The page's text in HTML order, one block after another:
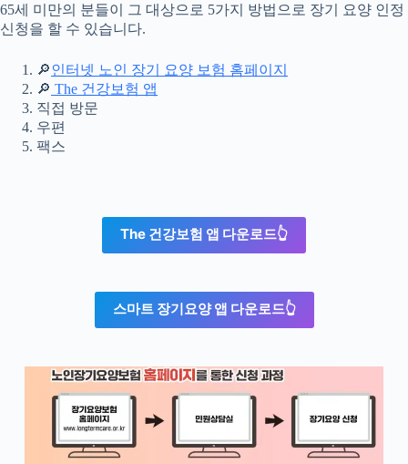
65세 미만의 분들이 그 대상으로 5가지 방법으로 장기 요양 인정
신청을 할 수 있습니다.
🔎인터넷 노인 장기 요양 보험 홈페이지
🔎 The 건강보험 앱
직접 방문
우편
팩스
The 건강보험 앱 다운로드👆
스마트 장기요양 앱 다운로드👆